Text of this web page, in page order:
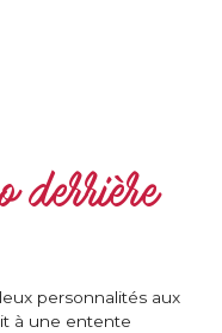
derrière
personnalités aux
à une entente